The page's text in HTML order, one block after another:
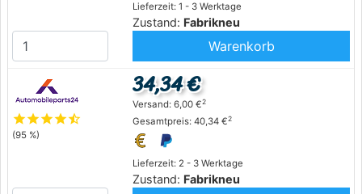
Lieferzeit: 1 - 3 Werktage
Zustand: Fabrikneu
Warenkorb
starstarstarstarstar_half
(95 %)
Lieferzeit: 2 - 3 Werktage
Zustand: Fabrikneu
34,34 €
Versand: 6,00 €2
Gesamtpreis: 40,34 €2